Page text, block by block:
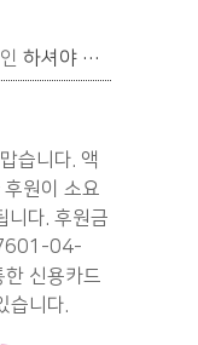
하셔야 합니다.
습니다. 액
원이 소요
니다. 후원금
04-
신용카드
습니다.